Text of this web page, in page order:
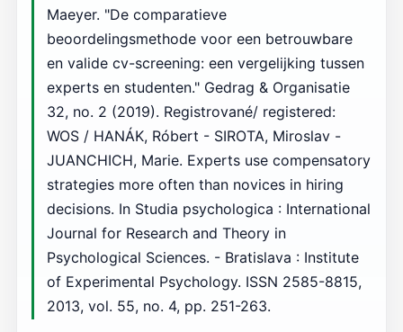
Maeyer. "De comparatieve
beoordelingsmethode voor een betrouwbare
en valide cv-screening: een vergelijking tussen
experts en studenten." Gedrag & Organisatie
32, no. 2 (2019). Registrované/ registered:
WOS / HANÁK, Róbert - SIROTA, Miroslav -
JUANCHICH, Marie. Experts use compensatory
strategies more often than novices in hiring
decisions. In Studia psychologica : International
Journal for Research and Theory in
Psychological Sciences. - Bratislava : Institute
of Experimental Psychology. ISSN 2585-8815,
2013, vol. 55, no. 4, pp. 251-263.